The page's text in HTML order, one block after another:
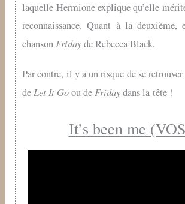
laquelle Hermione explique qu’elle
reconnaissance. Quant à la deuxième,
chansonFridayde Rebecca Black.
Par contre, il y a un risque de se
deLet It Goou deFridaydans la tête !
It’s been me